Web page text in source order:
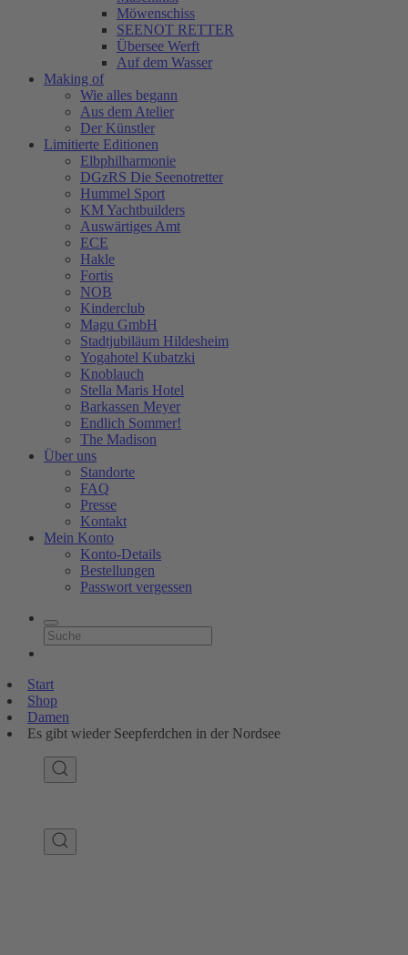
Möwenschiss
SEENOT RETTER
Übersee Werft
Auf dem Wasser
Making of
Wie alles begann
Aus dem Atelier
Der Künstler
Limitierte Editionen
Elbphilharmonie
DGzRS Die Seenotretter
Hummel Sport
KM Yachtbuilders
Auswärtiges Amt
ECE
Hakle
Fortis
NOB
Kinderclub
Magu GmbH
Stadtjubiläum Hildesheim
Yogahotel Kubatzki
Knoblauch
Stella Maris Hotel
Barkassen Meyer
Endlich Sommer!
The Madison
Über uns
Standorte
FAQ
Presse
Kontakt
Mein Konto
Konto-Details
Bestellungen
Passwort vergessen
Start
Shop
Damen
Es gibt wieder Seepferdchen in der Nordsee